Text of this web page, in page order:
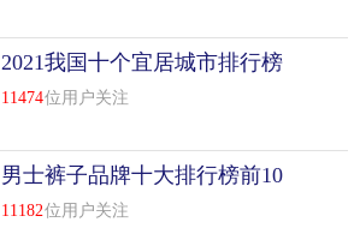
2021我国十个宜居城市排行榜
前10名
11474位用户关注
男士裤子品牌十大排行榜前10
名
11182位用户关注